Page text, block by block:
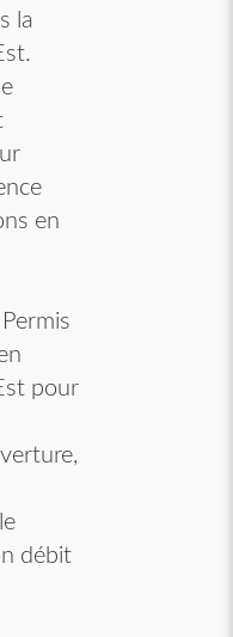
la
en
pour
débit